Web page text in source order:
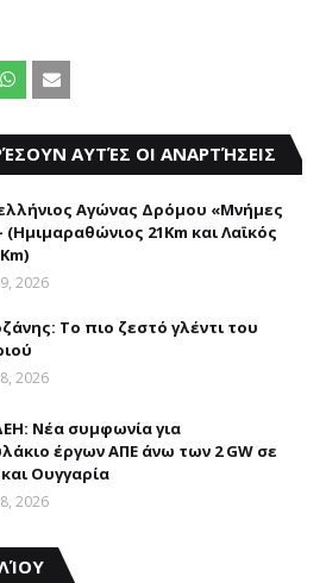
ΑΥΤΈΣ ΟΙ ΑΝΑΡΤΉΣΕΙΣ
Αγώνας Δρόμου «Μνήμες
(Ημιμαραθώνιος 21Km και Λαϊκός
2026
Το πιο ζεστό γλέντι του
2026
Νέα συμφωνία για
έργων ΑΠΕ άνω των 2 GW σε
Ουγγαρία
2026